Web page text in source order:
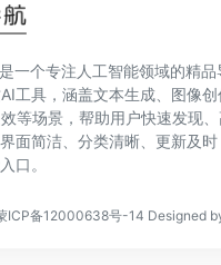
一个专注人工智能领域的精品
工具，涵盖文本生成、图像创
等场景，帮助用户快速发现
面简洁、分类清晰、更新及时
口。
ICP备12000638号-14 Designed